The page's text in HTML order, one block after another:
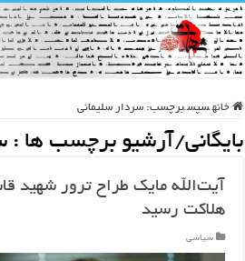
خانه سپس برچسب: سردار سلیمانی
بایگانی/آرشیو برچسب ها :
آیت‌الله مایک طراح ترور شهید
هلاکت رسید
سیاسی